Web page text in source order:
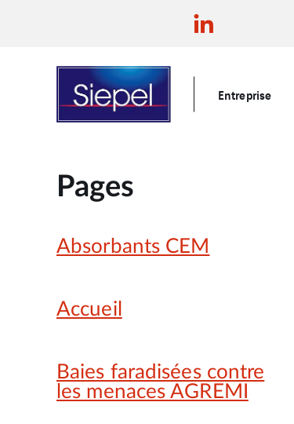
Entreprise
Pages
Absorbants CEM
Accueil
Baies faradisées contre
les menaces AGREMI